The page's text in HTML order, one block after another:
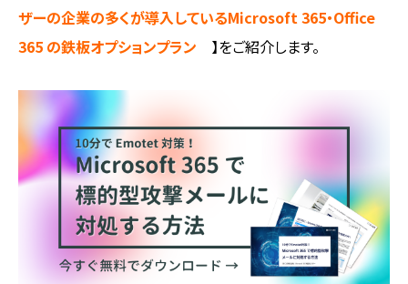
ザーの企業の多くが導入しているMicrosoft 365・Office
365 の鉄板オプションプラン 】をご紹介します。